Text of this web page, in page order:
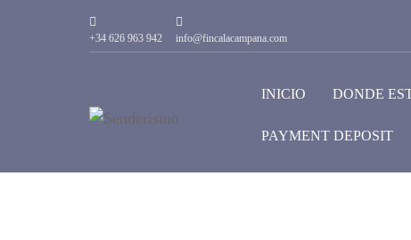
+34 626 963 942 info@fincalacampana.com
INICIO DONDE
PAYMENT DEPOSIT